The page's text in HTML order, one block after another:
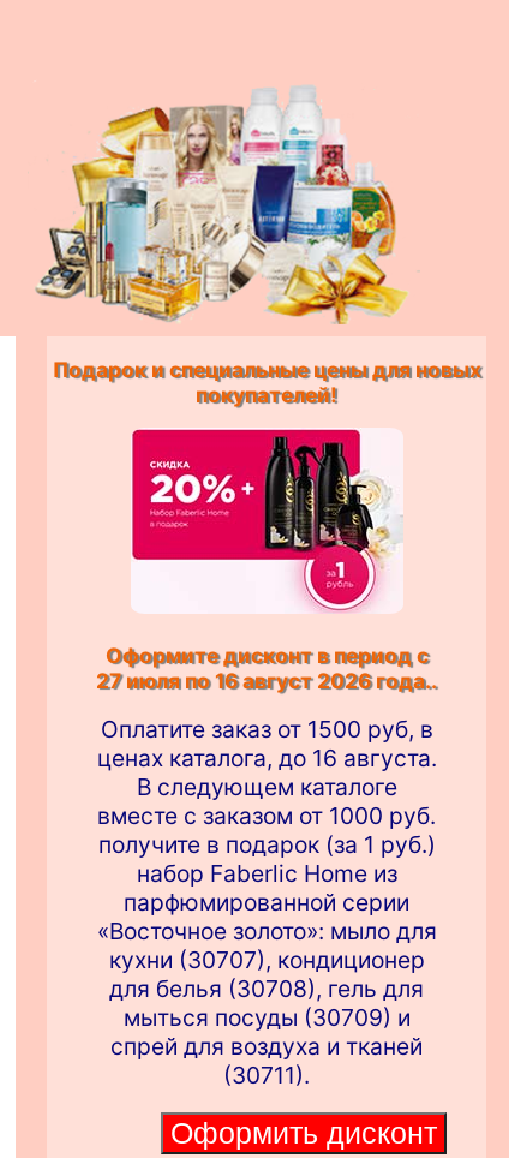
Подарок и специальные цены для новых
покупателей!
Оформите дисконт в период с
27 июля по 16 август 2026 года..
Оплатите заказ от 1500 руб, в
ценах каталога, до 16 августа.
В следующем каталоге
вместе с заказом от 1000 руб.
получите в подарок (за 1 руб.)
набор Faberlic Home из
парфюмированной серии
«Восточное золото»: мыло для
кухни (30707), кондиционер
для белья (30708), гель для
мыться посуды (30709) и
спрей для воздуха и тканей
(30711).